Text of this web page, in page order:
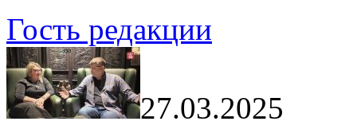
Гость редакции
27.03.2025